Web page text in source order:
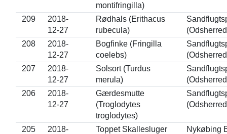
montifringilla)
209
2018-
12-27
Rødhals (Erithacus
rubecula)
208
2018-
12-27
Bogfinke (Fringilla
coelebs)
207
2018-
12-27
Solsort (Turdus
merula)
206
2018-
12-27
Gærdesmutte
(Troglodytes
troglodytes)
205
2018-
Toppet Skallesluger
Nykøbing